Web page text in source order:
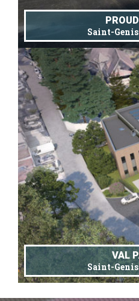
Saint-
VAL
Saint-